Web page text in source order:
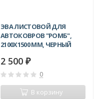
ЭВА ЛИСТОВОЙ ДЛЯ
АВТОКОВРОВ "РОМБ",
2100Х1500 ММ, ЧЕРНЫЙ
2 500 ₽
0
В корзину